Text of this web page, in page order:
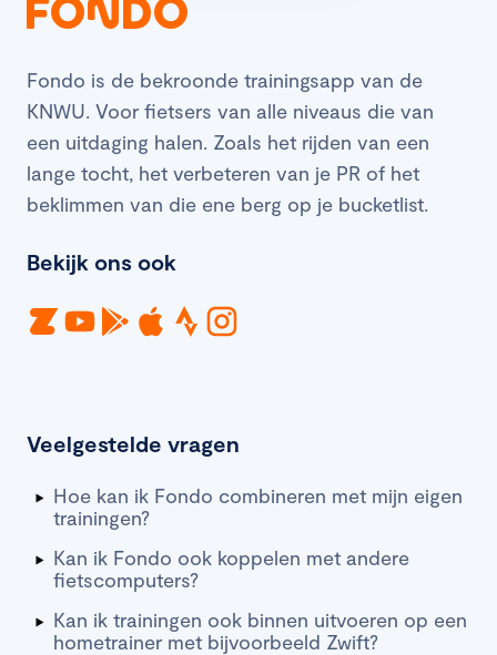
Fondo is de bekroonde trainingsapp van de
KNWU. Voor fietsers van alle niveaus die van
een uitdaging halen. Zoals het rijden van een
lange tocht, het verbeteren van je PR of het
beklimmen van die ene berg op je bucketlist.
Bekijk ons ook
Veelgestelde vragen
Hoe kan ik Fondo combineren met mijn eigen
trainingen?
Kan ik Fondo ook koppelen met andere
fietscomputers?
Kan ik trainingen ook binnen uitvoeren op een
hometrainer met bijvoorbeeld Zwift?